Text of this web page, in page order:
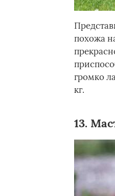
похожа
громко
кг.
13.